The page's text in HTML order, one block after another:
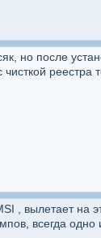
но после
чисткой
, вылетает на
всегда